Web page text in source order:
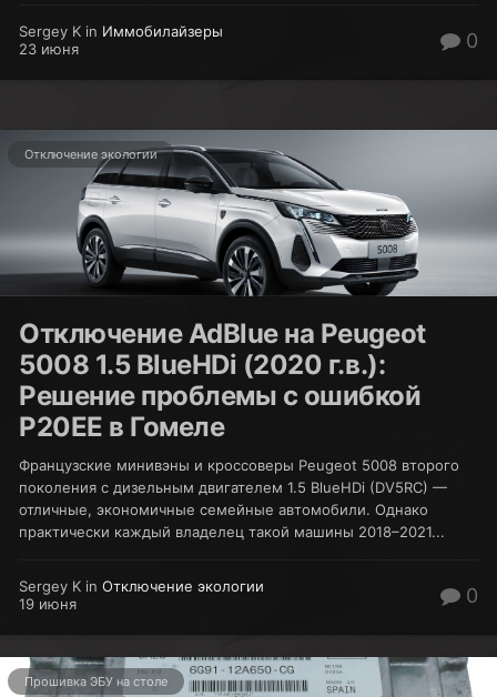
Sergey K in Иммобилайзеры
23 июня
0
Отключение экологии
Отключение AdBlue на Peugeot
5008 1.5 BlueHDi (2020 г.в.):
Решение проблемы с ошибкой
P20EE в Гомеле
Французские минивэны и кроссоверы Peugeot 5008 второго
поколения с дизельным двигателем 1.5 BlueHDi (DV5RC) —
отличные, экономичные семейные автомобили. Однако
практически каждый владелец такой машины 2018–2021...
Sergey K in Отключение экологии
19 июня
0
Прошивка ЭБУ на столе